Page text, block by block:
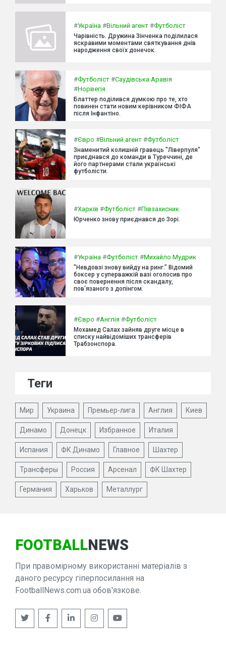
#Україна #Вільний агент #Футболіст
Чарівність. Дружина Зінченка поділилася
яскравими моментами святкування днів
народження своїх донечок.
#Футболіст #Саудівська Аравія
#Норвегія
Блаттер поділився думкою про те, хто
повинен стати новим керівником ФІФА
після Інфантіно.
#Євро #Вільний агент #Футболіст
Знаменитий колишній гравець "Ліверпуля"
приєднався до команди в Туреччині, де
його партнерами стали українські
футболісти.
#Харків #Футболіст #Півзахисник
Юрченко знову приєднався до Зорі.
#Україна #Футболіст #Михайло Мудрик
"Невдовзі знову вийду на ринг." Відомий
боксер у суперважкій вазі оголосив про
своє повернення після скандалу,
пов'язаного з допінгом.
#Євро #Англія #Футболіст
Мохамед Салах зайняв друге місце в
списку найвідоміших трансферів
Трабзонспора.
Теги
Мир Украина Премьер-лига Англия Киев
Динамо Донецк Избранное Италия
Испания ФК Динамо Главное Шахтер
Трансферы Россия Арсенал ФК Шахтер
Германия Харьков Металлург
FOOTBALLNEWS
При правомірному використанні матеріалів з
даного ресурсу гіперпосилання на
FootballNews.com.ua обов'язкове.